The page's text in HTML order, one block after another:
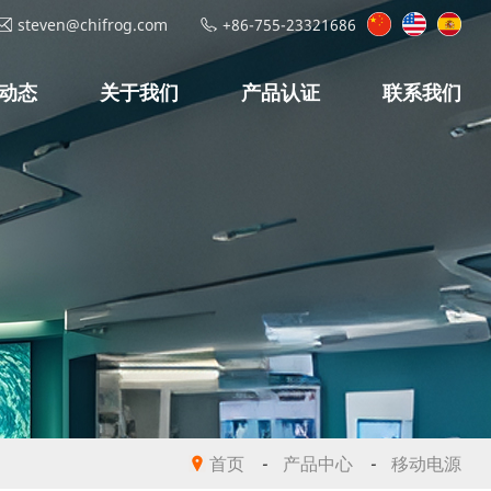
steven@chifrog.com +86-755-23321686
态 关于我们 产品认证 联系我们
首页 - 产品中心 - 移动电源